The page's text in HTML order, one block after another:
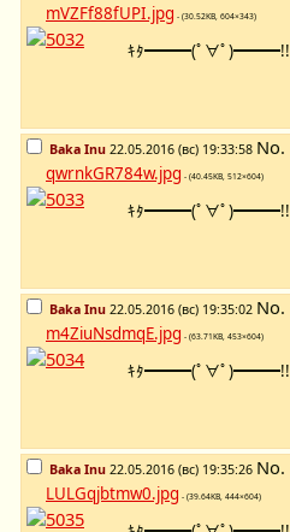
mVZFf88fUPI.jpg - (30.52KB, 604×343)
ｷﾀ━━━(ﾟ∀ﾟ)━━━!!
Baka Inu 22.05.2016 (вс) 19:33:58 No.
qwrnkGR784w.jpg - (40.45KB, 512×604)
ｷﾀ━━━(ﾟ∀ﾟ)━━━!!
Baka Inu 22.05.2016 (вс) 19:35:02 No.
m4ZiuNsdmqE.jpg - (63.71KB, 453×604)
ｷﾀ━━━(ﾟ∀ﾟ)━━━!!
Baka Inu 22.05.2016 (вс) 19:35:26 No.
LULGqjbtmw0.jpg - (39.64KB, 444×604)